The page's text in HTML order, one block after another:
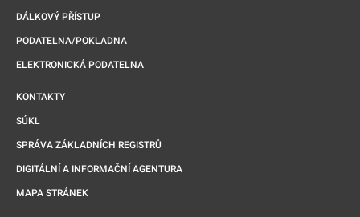
DÁLKOVÝ PŘÍSTUP
PODATELNA/POKLADNA
ELEKTRONICKÁ PODATELNA
KONTAKTY
SÚKL
SPRÁVA ZÁKLADNÍCH REGISTRŮ
DIGITÁLNÍ A INFORMAČNÍ AGENTURA
MAPA STRÁNEK